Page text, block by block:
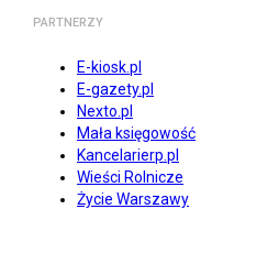
PARTNERZY
E-kiosk.pl
E-gazety.pl
Nexto.pl
Mała księgowość
Kancelarierp.pl
Wieści Rolnicze
Życie Warszawy